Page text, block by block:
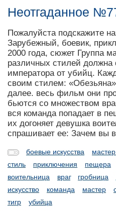
Неотгаданное
Пожалуйста подскажите
Зарубежный, боевик,
2000 года, сюжет Группа
различных стилей должна
императора от убийц.
своим стилем:
далее. весь фильм они
бьются со множеством
вся команда попадает в
их догоняет девушка
спрашивает ее: Зачем вы
боевые искусства
стиль
приключения пещера
воительница
враг гробница
искусство
команда мастер
тигр
убийца